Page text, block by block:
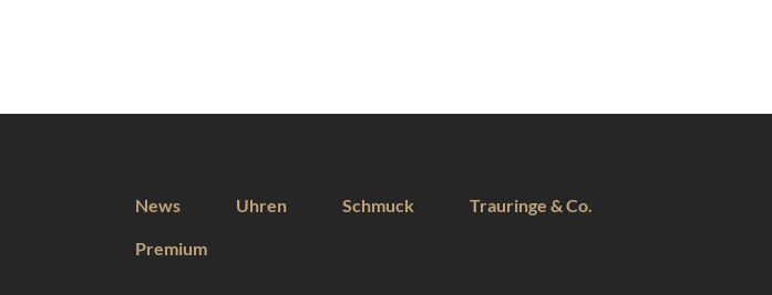
News Uhren Schmuck Trauringe & Co.
Premium